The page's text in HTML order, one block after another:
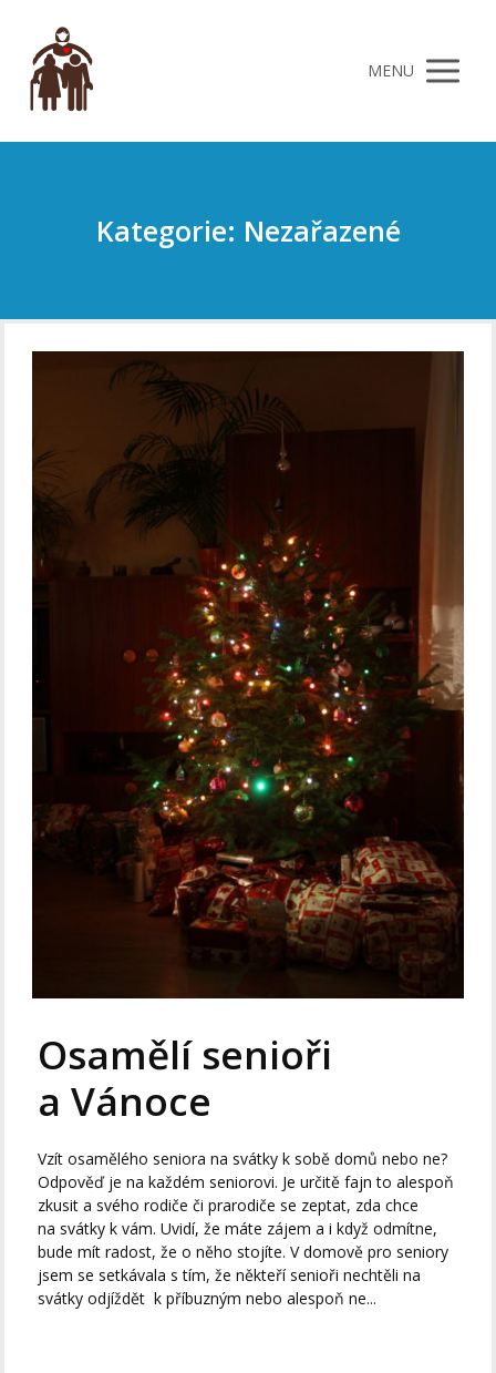
MENU
Kategorie: Nezařazené
Osamělí senioři
a Vánoce
Vzít osamělého seniora na svátky k sobě domů nebo ne?
Odpověď je na každém seniorovi. Je určitě fajn to alespoň
zkusit a svého rodiče či prarodiče se zeptat, zda chce
na svátky k vám. Uvidí, že máte zájem a i když odmítne,
bude mít radost, že o něho stojíte. V domově pro seniory
jsem se setkávala s tím, že někteří senioři nechtěli na
svátky odjíždět k příbuzným nebo alespoň ne...